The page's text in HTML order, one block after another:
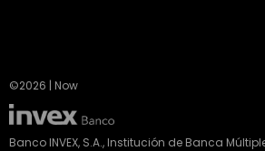
©2026 | Now
Banco INVEX, S.A., Institución de Banca